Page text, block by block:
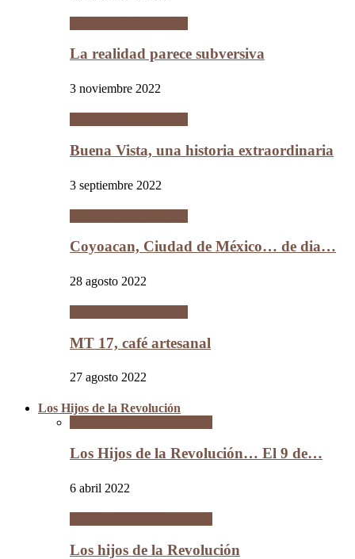
La realidad parece subversiva
3 noviembre 2022
Buena Vista, una historia extraordinaria
3 septiembre 2022
Coyoacan, Ciudad de México… de dia…
28 agosto 2022
MT 17, café artesanal
27 agosto 2022
Los Hijos de la Revolución
Los Hijos de la Revolución… El 9 de…
6 abril 2022
Los hijos de la Revolución